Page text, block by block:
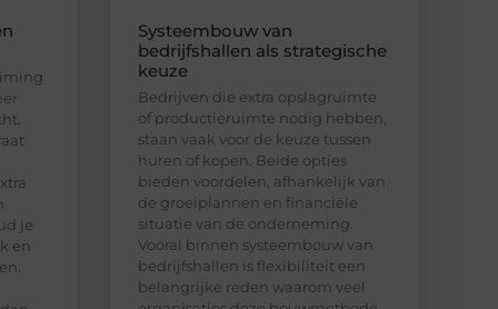
je
en
Systeembouw van
bedrijfshallen als strategische
keuze
Bedrijven die extra opslagruimte
of productieruimte nodig hebben,
staan vaak voor de keuze tussen
huren of kopen. Beide opties
bieden voordelen, afhankelijk van
de groeiplannen en financiële
situatie van de onderneming.
Vooral binnen systeembouw van
bedrijfshallen is flexibiliteit een
belangrijke reden waarom veel